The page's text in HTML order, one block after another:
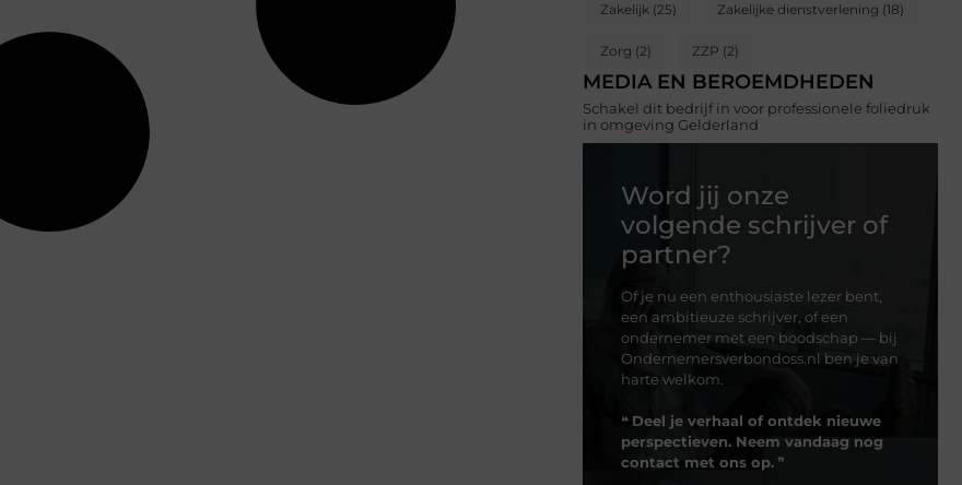
Zakelijk (25) Zakelijke dienstverlening (18)
Zorg (2) ZZP (2)
MEDIA EN BEROEMDHEDEN
Schakel dit bedrijf in voor professionele foliedruk
in omgeving Gelderland
Word jij onze
volgende schrijver of
partner?
Of je nu een enthousiaste lezer bent,
een ambitieuze schrijver, of een
ondernemer met een boodschap — bij
Ondernemersverbondoss.nl ben je van
harte welkom.
❝ Deel je verhaal of ontdek nieuwe
perspectieven. Neem vandaag nog
contact met ons op. ❞